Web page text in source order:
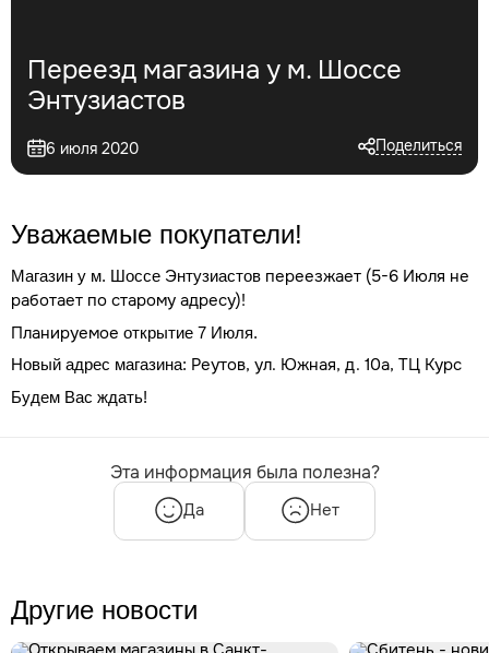
Переезд магазина у м. Шоссе
Энтузиастов
6 июля 2020 Поделиться
Уважаемые покупатели!
Магазин у м. Шоссе Энтузиастов переезжает (5-6 Июля не
работает по старому адресу)!
Планируемое открытие 7 Июля.
Новый адрес магазина: Реутов, ул. Южная, д. 10а, ТЦ Курс
Будем Вас ждать!
Эта информация была полезна?
Да Нет
Другие новости